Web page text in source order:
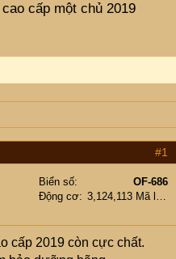
cấp một chủ 2019
#1
Biển số
OF-686
Động cơ
3,124,113 Mã lực
cấp 2019 còn cực chất.